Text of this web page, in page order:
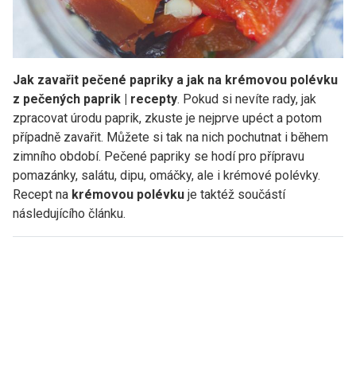
Jak zavařit pečené papriky a jak na krémovou polévku
z pečených paprik | recepty. Pokud si nevíte rady, jak
zpracovat úrodu paprik, zkuste je nejprve upéct a potom
případně zavařit. Můžete si tak na nich pochutnat i během
zimního období. Pečené papriky se hodí pro přípravu
pomazánky, salátu, dipu, omáčky, ale i krémové polévky.
Recept na krémovou polévku je taktéž součástí
následujícího článku.